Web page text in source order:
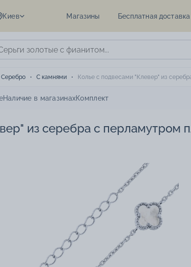
Киев Магазины Бесплатная доставка
Серебро С камнями Колье с подвесами "Клевер" из
Наличие в магазинахКомплект
из серебра с перламутром